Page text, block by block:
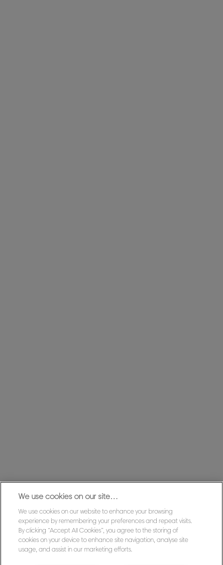
We use cookies on our site…
We use cookies on our website to enhance your browsing
experience by remembering your preferences and repeat visits.
By clicking “Accept All Cookies”, you agree to the storing of
cookies on your device to enhance site navigation, analyse site
usage, and assist in our marketing efforts.